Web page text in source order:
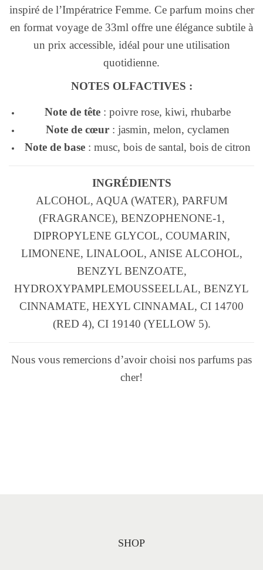
inspiré de l’Impératrice Femme. Ce parfum moins cher
en format voyage de 33ml offre une élégance subtile à
un prix accessible, idéal pour une utilisation
quotidienne.
NOTES OLFACTIVES :
Note de tête: poivre rose, kiwi, rhubarbe
Note de cœur: jasmin, melon, cyclamen
Note de base: musc, bois de santal, bois de citron
INGRÉDIENTS
ALCOHOL, AQUA (WATER), PARFUM
(FRAGRANCE), BENZOPHENONE-1,
DIPROPYLENE GLYCOL, COUMARIN,
LIMONENE, LINALOOL, ANISE ALCOHOL,
BENZYL BENZOATE,
HYDROXYPAMPLEMOUSSEELLAL, BENZYL
CINNAMATE, HEXYL CINNAMAL, CI 14700
(RED 4), CI 19140 (YELLOW 5).
Nous vous remercions d’avoir choisi nos parfums pas
cher!
SHOP